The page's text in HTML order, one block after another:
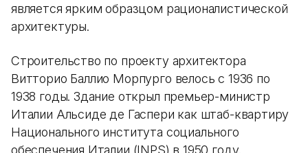
является ярким образцом рационалистической
архитектуры.
Строительство по проекту архитектора
Витторио Баллио Морпурго велось с 1936 по
1938 годы. Здание открыл премьер-министр
Италии Альсиде де Гаспери как штаб-квартиру
Национального института социального
обеспечения Италии (INPS) в 1950 году.